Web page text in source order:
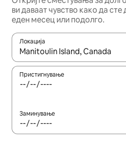
ви даваат чувство како да
еден месец или подолго.
Локација
Кога резултатите се достапни,
Пристигнување
Заминување